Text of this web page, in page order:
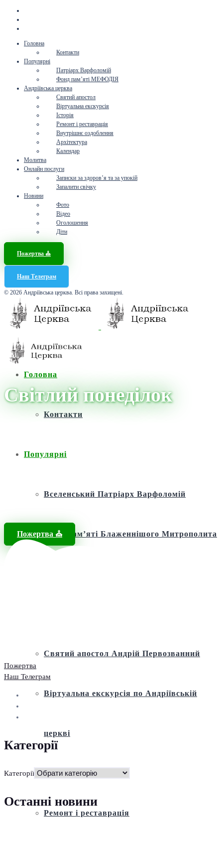
Головна
Контакти
Популярні
Патріарх Варфоломій
Фонд пам’яті МЕФОДІЯ
Андріївська церква
Святий апостол
Віртуальна екскурсія
Історія
Ремонт і реставрація
Внутрішнє оздоблення
Архітектура
Календар
Молитва
Онлайн послуги
Записки за здоров’я та за упокій
Запалити свічку
Новини
Фото
Відео
Оголошення
Діти
Пожертва ⛪️
Наш Телеграм
© 2026 Андріївська церква. Всі права захищені.
Головна
Контакти
Популярні
Вселенський Патріарх Варфоломій
Фонд пам’яті Блаженнішого Митрополита
Святий апостол Андрій Первозванний
Віртуальна екскурсія по Андріївській
церкві
Історія
Ремонт і реставрація
Пожертва ⛪️
Світлий понеділок
Пожертва
Наш Телеграм
Категорії
Категорії
Останні новини